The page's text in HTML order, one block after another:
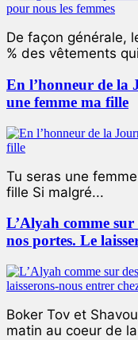
De façon générale,
% des vêtements
En l’honneur de la
une femme ma fille
Tu seras une
fille Si malgré...
L’Alyah comme
nos portes. Le
Boker Tov et
matin au coeur de